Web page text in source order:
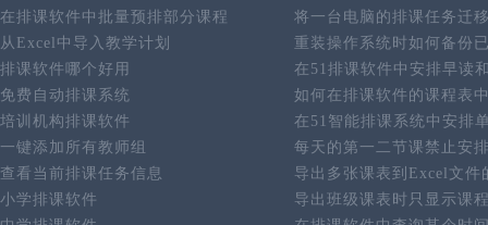
在排课软件中批量预排部分课程
将一台电脑的排课任务迁
从Excel中导入教学计划
重装操作系统时如何备份
排课软件哪个好用
在51排课软件中安排早读
免费自动排课系统
如何在排课软件的课程表
培训机构排课软件
在51智能排课系统中安排
一键添加所有教师组
每天的第一二节课禁止安
查看当前排课任务信息
导出多张课表到Excel文件
小学排课软件
导出班级课表时只显示课